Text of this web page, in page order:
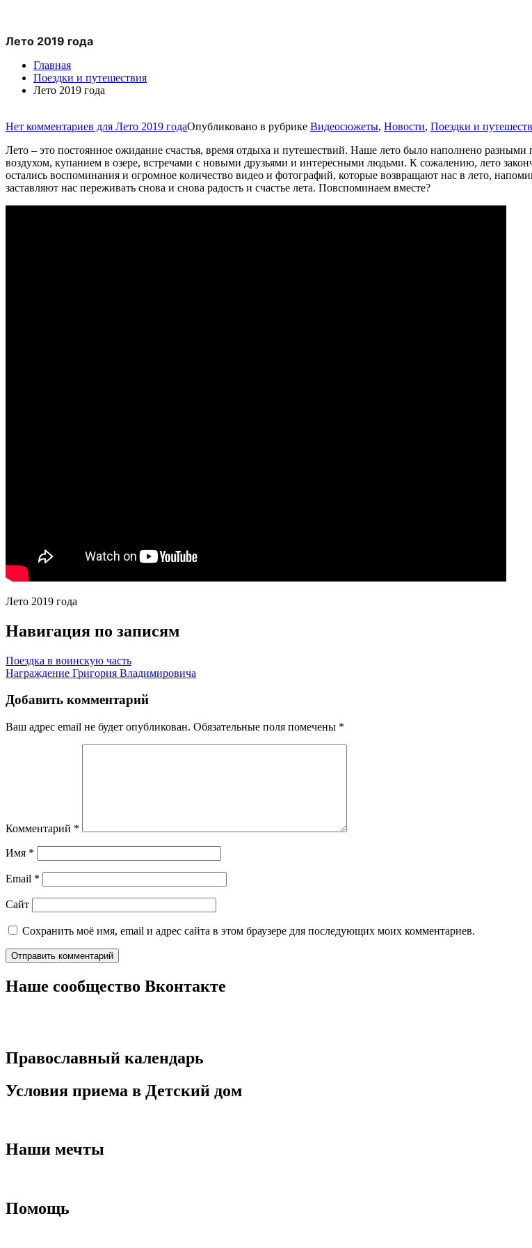
Лето 2019 года
Главная
Поездки и путешествия
Лето 2019 года
Нет комментариев для Лето 2019 годаОпубликовано в рубрике Видеосюжеты, Новости, Поездки и
Лето – это постоянное ожидание счастья, время отдыха и путешествий. Наше лето было наполнено
воздухом, купанием в озере, встречами с новыми друзьями и интересными людьми. К сожалению, лето
остались воспоминания и огромное количество видео и фотографий, которые возвращают нас в лето,
заставляют нас переживать снова и снова радость и счастье лета. Повспоминаем вместе?
Лето 2019 года
Навигация по записям
Поездка в воинскую часть
Награждение Григория Владимировича
Добавить комментарий
Ваш адрес email не будет опубликован. Обязательные поля помечены *
Комментарий *
Имя *
Email *
Сайт
Сохранить моё имя, email и адрес сайта в этом браузере для последующих моих комментариев.
Наше сообщество Вконтакте
Православный календарь
Условия приема в Детский дом
Наши мечты
Помощь